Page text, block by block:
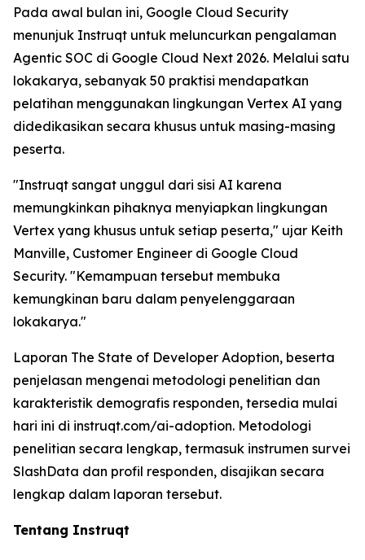
Pada awal bulan ini, Google Cloud Security
menunjuk Instruqt untuk meluncurkan pengalaman
Agentic SOC di Google Cloud Next 2026. Melalui satu
lokakarya, sebanyak 50 praktisi mendapatkan
pelatihan menggunakan lingkungan Vertex AI yang
didedikasikan secara khusus untuk masing-masing
peserta.
"Instruqt sangat unggul dari sisi AI karena
memungkinkan pihaknya menyiapkan lingkungan
Vertex yang khusus untuk setiap peserta," ujar Keith
Manville, Customer Engineer di Google Cloud
Security. "Kemampuan tersebut membuka
kemungkinan baru dalam penyelenggaraan
lokakarya."
Laporan The State of Developer Adoption, beserta
penjelasan mengenai metodologi penelitian dan
karakteristik demografis responden, tersedia mulai
hari ini di instruqt.com/ai-adoption. Metodologi
penelitian secara lengkap, termasuk instrumen survei
SlashData dan profil responden, disajikan secara
lengkap dalam laporan tersebut.
Tentang Instruqt